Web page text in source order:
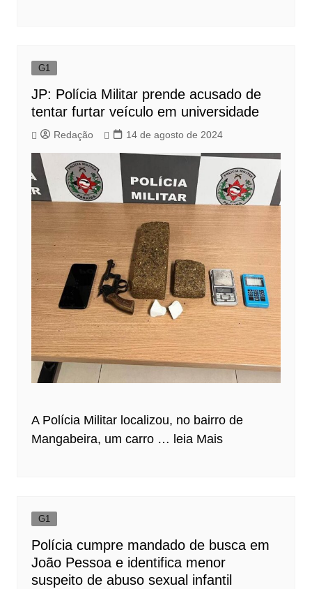
G1
JP: Polícia Militar prende acusado de
tentar furtar veículo em universidade
Redação 14 de agosto de 2024
A Polícia Militar localizou, no bairro de
Mangabeira, um carro … leia Mais
G1
Polícia cumpre mandado de busca em
João Pessoa e identifica menor
suspeito de abuso sexual infantil